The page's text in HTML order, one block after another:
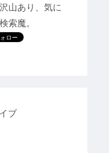
山あり、気に
索魔。
ブ